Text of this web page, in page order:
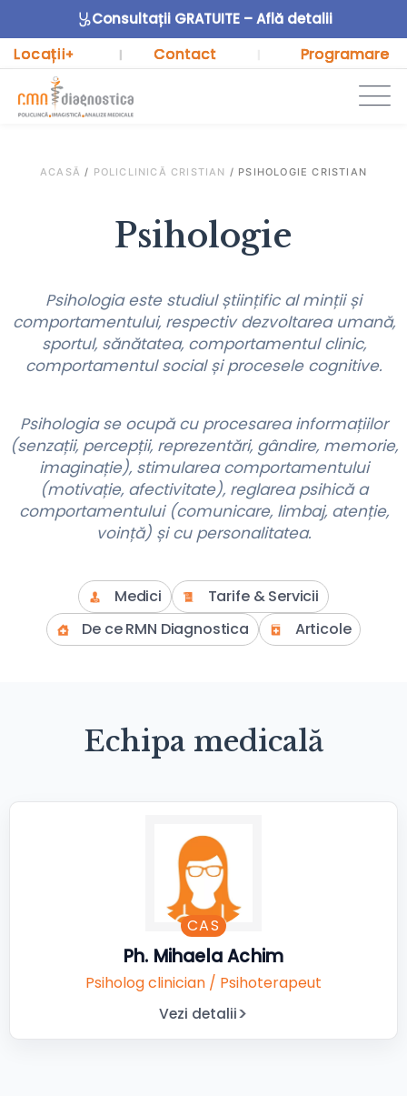
Consultații GRATUITE – Află detalii
Locații+ | Contact Programare
ACASĂ / POLICLINICĂ CRISTIAN / PSIHOLOGIE CRISTIAN
Psihologie
Psihologia este studiul științific al minții și
comportamentului, respectiv dezvoltarea umană,
sportul, sănătatea, comportamentul clinic,
comportamentul social și procesele cognitive.
Psihologia se ocupă cu procesarea informațiilor
(senzații, percepții, reprezentări, gândire, memorie,
imaginație), stimularea comportamentului
(motivație, afectivitate), reglarea psihică a
comportamentului (comunicare, limbaj, atenție,
voință) și cu personalitatea.
Medici
Tarife & Servicii
De ce RMN Diagnostica
Articole
Echipa medicală
CAS
Ph. Mihaela Achim
Psiholog clinician / Psihoterapeut
Vezi detalii